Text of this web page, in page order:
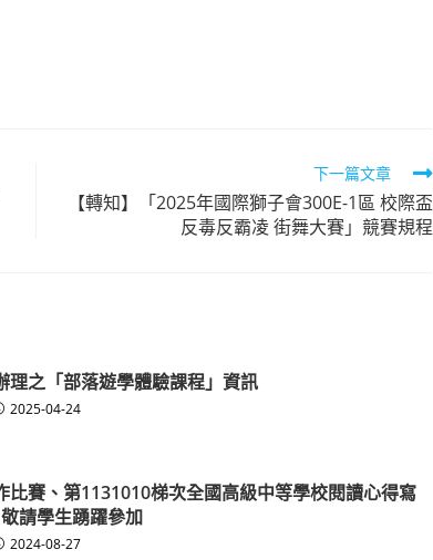
下一篇文章
【轉知】「2025年國際獅子會300E-1區 校際盃
反毒反霸凌 街舞大賽」競賽規程
理之「部落遊學體驗課程」資訊
2025-04-24
賽、第1131010梯次全國高級中等學校閱讀心得寫
請學生踴躍參加
2024-08-27